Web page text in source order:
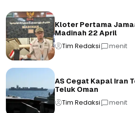
Kloter Pertama
Madinah 22 April
Tim Redaksi menit
AS Cegat Kapal Iran
Teluk Oman
Tim Redaksi menit